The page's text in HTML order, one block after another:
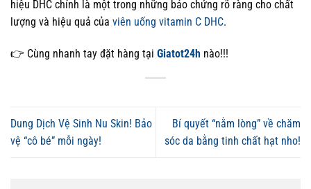
hiệu DHC chính là một trong những bảo chứng rõ ràng cho chất
lượng và hiệu quả của viên uống vitamin C DHC.
👉 Cùng nhanh tay đặt hàng tại Giatot24h nào!!!
Dung Dịch Vệ Sinh Nu Skin! Bảo
vệ “cô bé” mỗi ngày!
Bí quyết “nằm lòng” về chăm
sóc da bằng tinh chất hạt nho!